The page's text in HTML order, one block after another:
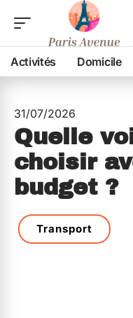
Activités Domicile
31/07/2026
Quelle
choisir
budget ?
Transport